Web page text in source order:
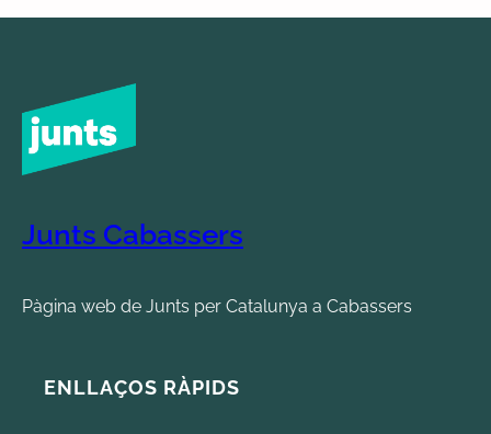
Junts Cabassers
Pàgina web de Junts per Catalunya a Cabassers
ENLLAÇOS RÀPIDS